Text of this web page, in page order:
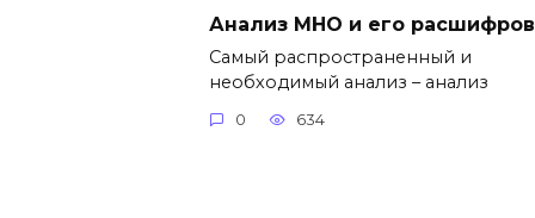
Анализ МНО и его
Самый распространенный и
необходимый анализ – анализ
0 634